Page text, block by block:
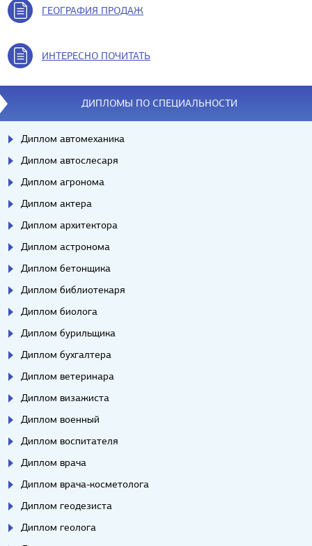
ГЕОГРАФИЯ ПРОДАЖ
ИНТЕРЕСНО ПОЧИТАТЬ
ДИПЛОМЫ ПО СПЕЦИАЛЬНОСТИ
Диплом автомеханика
Диплом автослесаря
Диплом агронома
Диплом актера
Диплом архитектора
Диплом астронома
Диплом бетонщика
Диплом библиотекаря
Диплом биолога
Диплом бурильщика
Диплом бухгалтера
Диплом ветеринара
Диплом визажиста
Диплом военный
Диплом воспитателя
Диплом врача
Диплом врача-косметолога
Диплом геодезиста
Диплом геолога